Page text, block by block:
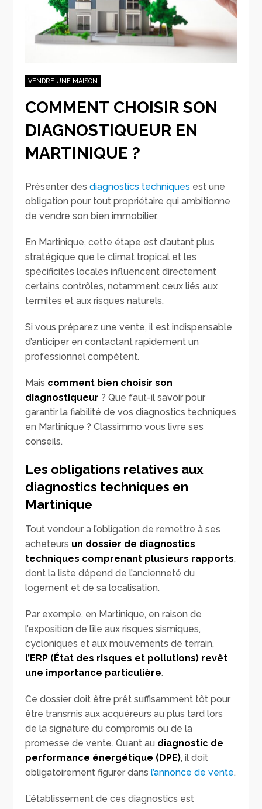
VENDRE UNE MAISON
COMMENT CHOISIR SON
DIAGNOSTIQUEUR EN
MARTINIQUE ?
Présenter desdiagnostics techniques est une
obligation pour tout propriétaire qui ambitionne
de vendre son bien immobilier.
En Martinique, cette étape est d’autant plus
stratégique que le climat tropical et les
spécificités locales influencent directement
certains contrôles, notamment ceux liés aux
termites et aux risques naturels.
Si vous préparez une vente, il est indispensable
d’anticiper en contactant rapidement un
professionnel compétent.
Mais comment bien choisir son
diagnostiqueur ? Que faut-il savoir pour
garantir la fiabilité de vos diagnostics techniques
en Martinique ? Classimmo vous livre ses
conseils.
Les obligations relatives aux
diagnostics techniques en
Martinique
Tout vendeur a l’obligation de remettre à ses
acheteurs un dossier de diagnostics
techniques comprenant plusieurs rapports,
dont la liste dépend de l’ancienneté du
logement et de sa localisation.
Par exemple, en Martinique, en raison de
l’exposition de l’île aux risques sismiques,
cycloniques et aux mouvements de terrain,
l’ERP (État des risques et pollutions) revêt
une importance particulière.
Ce dossier doit être prêt suffisamment tôt pour
être transmis aux acquéreurs au plus tard lors
de la signature du compromis ou de la
promesse de vente. Quant au diagnostic de
performance énergétique (DPE), il doit
obligatoirement figurer dansl’annonce de vente.
L’établissement de ces diagnostics est